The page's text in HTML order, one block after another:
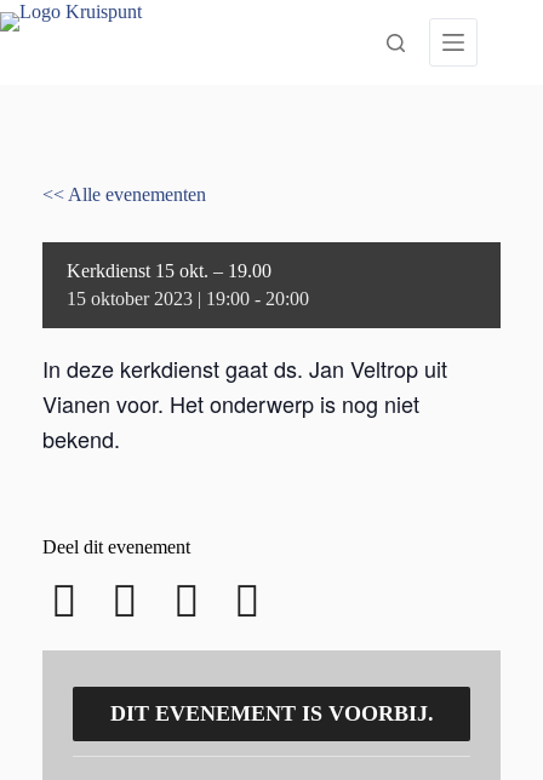
Ga
naar
<< Alle evenementen
Kerkdienst 15 okt. – 19.00
15 oktober 2023 | 19:00 - 20:00
In deze kerkdienst gaat ds. Jan Veltrop uit
Vianen voor. Het onderwerp is nog niet
bekend.
Deel dit evenement
DIT EVENEMENT IS VOORBIJ.